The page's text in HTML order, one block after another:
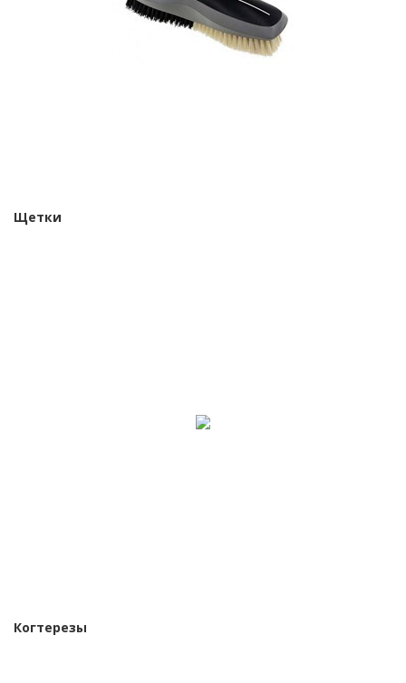
Щетки
Когтерезы